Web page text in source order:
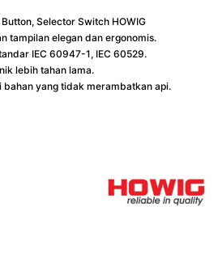
Selector Switch HOWIG
tampilan elegan dan ergonomis.
IEC 60947-1, IEC 60529.
lebih tahan lama.
bahan yang tidak merambatkan api.